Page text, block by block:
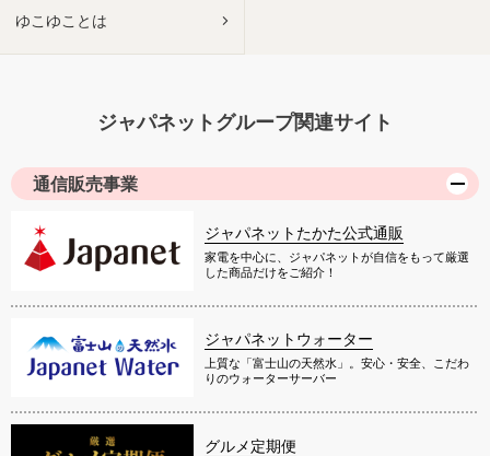
ゆこゆことは
ジャパネットグループ関連サイト
通信販売事業
ジャパネットたかた公式通販
家電を中心に、ジャパネットが自信をもって厳選
した商品だけをご紹介！
ジャパネットウォーター
上質な「富士山の天然水」。安心・安全、こだわ
りのウォーターサーバー
グルメ定期便